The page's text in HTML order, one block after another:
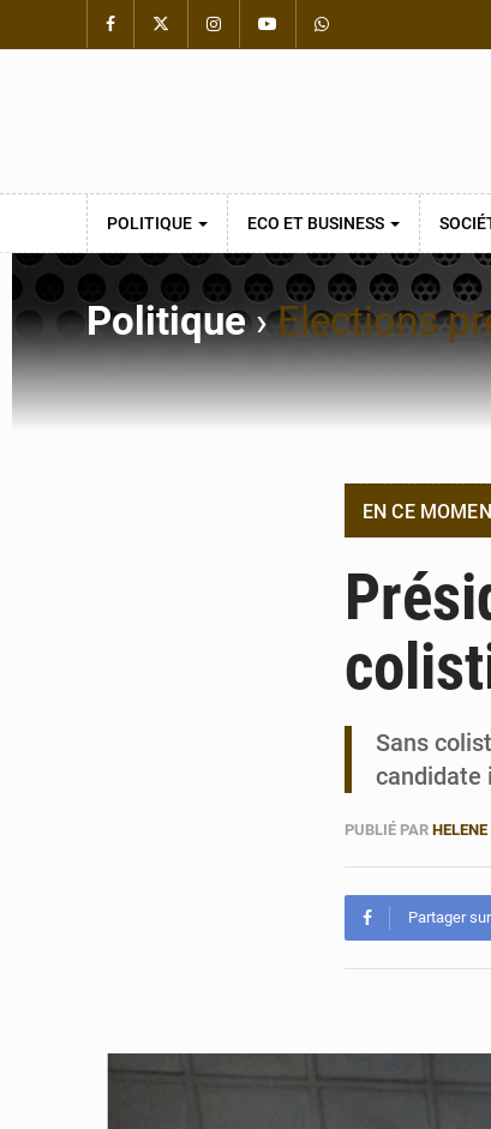
POLITIQUE ECO ET BUSINESS
Politique›Elections
EN CE
Sans
candidate
PUBLIÉ PAR
Partager